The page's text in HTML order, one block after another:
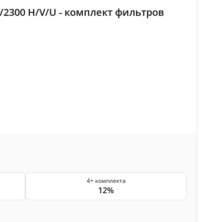
2300 H/V/U - комплект фильтров
4+ комплекта
12%